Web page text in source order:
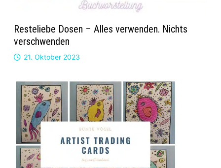
Resteliebe Dosen – Alles verwenden. Nichts
verschwenden
21. Oktober 2023